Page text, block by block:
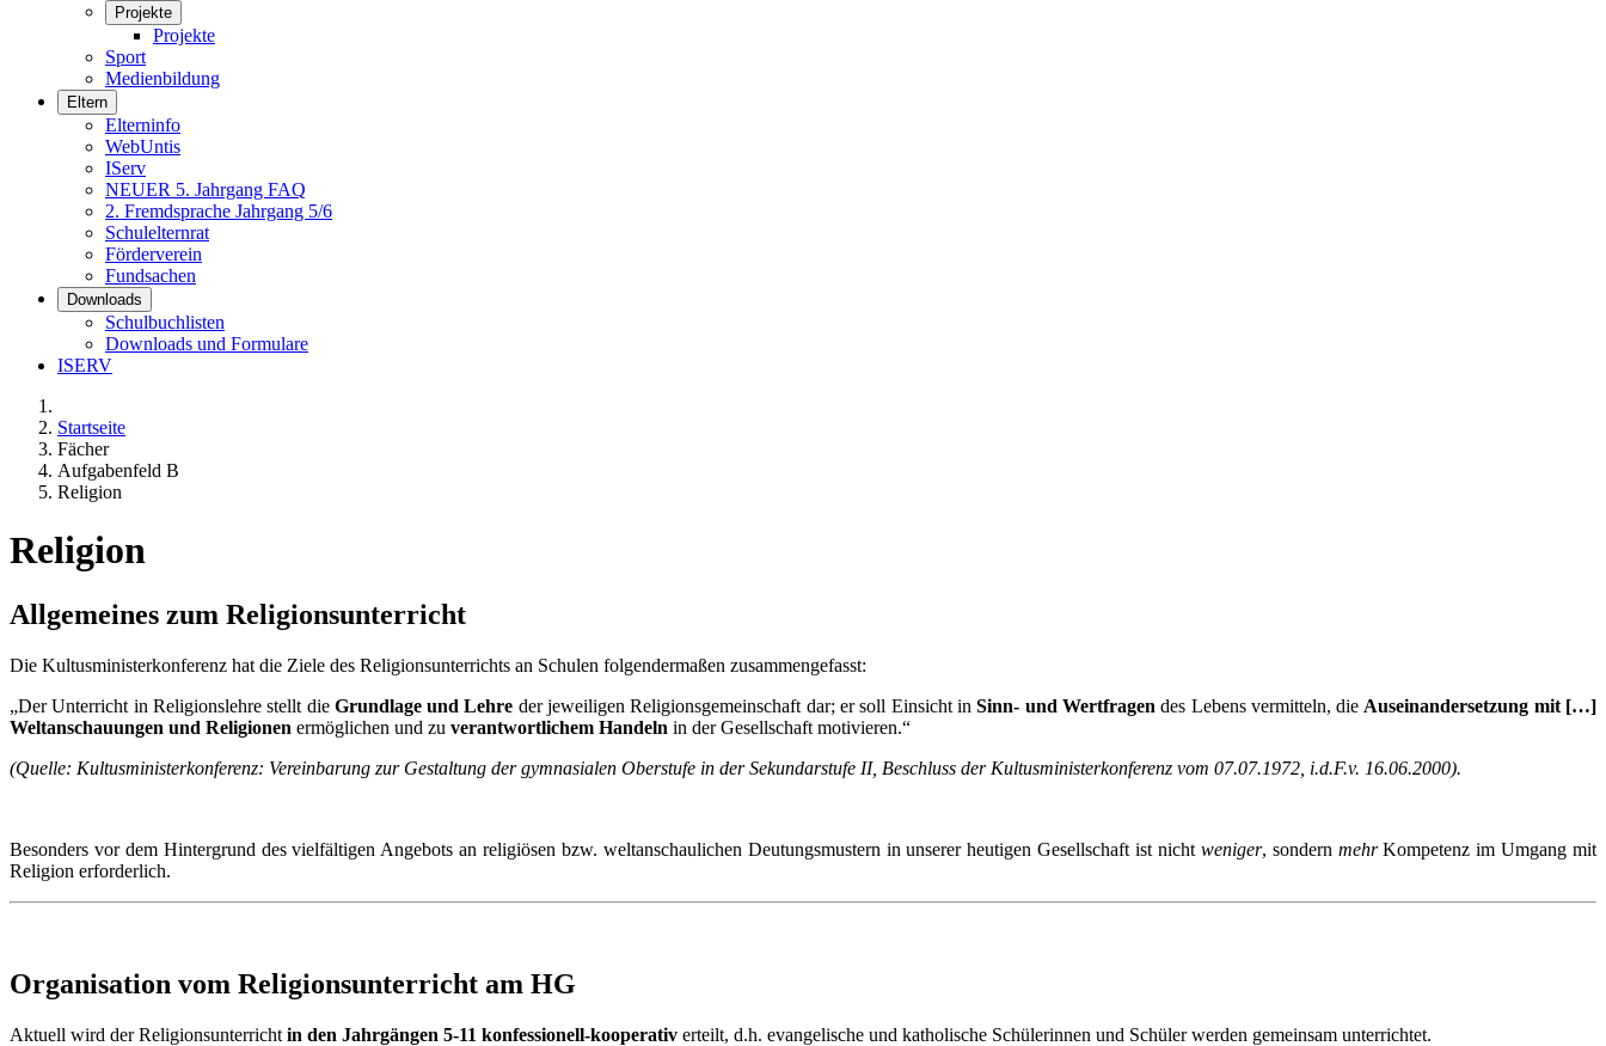
Projekte
Projekte
Sport
Medienbildung
Eltern
Elterninfo
WebUntis
IServ
NEUER 5. Jahrgang FAQ
2. Fremdsprache Jahrgang 5/6
Schulelternrat
Förderverein
Fundsachen
Downloads
Schulbuchlisten
Downloads und Formulare
ISERV
Startseite
Fächer
Aufgabenfeld B
Religion
Religion
Allgemeines zum Religionsunterricht
Die Kultusministerkonferenz hat die Ziele des Religionsunterrichts an Schulen folgendermaßen zusammengefasst:
„Der Unterricht in Religionslehre stellt die Grundlage und Lehre der jeweiligen Religionsgemeinschaft dar; er soll Einsicht inSinn- und Wertfragen des Lebens vermitteln, die Auseinandersetzung mit […]
Weltanschauungen und Religionen ermöglichen und zu verantwortlichem Handeln in der Gesellschaft motivieren.“
(Quelle: Kultusministerkonferenz: Vereinbarung zur Gestaltung der gymnasialen Oberstufe in der Sekundarstufe II, Beschluss der Kultusministerkonferenz vom 07.07.1972, i.d.F.v. 16.06.2000).
Besonders vor dem Hintergrund des vielfältigen Angebots an religiösen bzw. weltanschaulichen Deutungsmustern in unserer heutigen Gesellschaft ist nicht weniger, sondern mehrKompetenz im Umgang mit
Religion erforderlich.
Organisation vom Religionsunterricht am HG
Aktuell wird der Religionsunterricht in den Jahrgängen 5-11 konfessionell-kooperativ erteilt, d.h. evangelische und katholische Schülerinnen und Schüler werden gemeinsam unterrichtet.